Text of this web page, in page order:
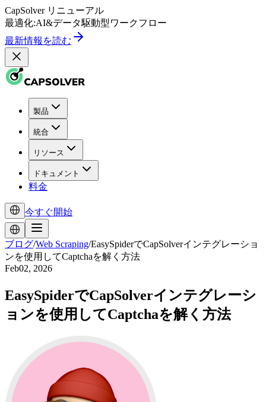
CapSolver リニューアル
最適化:AI&データ駆動型ワークフロー
最新情報を読む
製品
統合
リソース
ドキュメント
料金
今すぐ開始
ブログ/Web Scraping/EasySpiderでCapSolverインテグレーショ
ンを使用してCaptchaを解く方法
Feb02, 2026
EasySpiderでCapSolverインテグレーシ
ョンを使用してCaptchaを解く方法